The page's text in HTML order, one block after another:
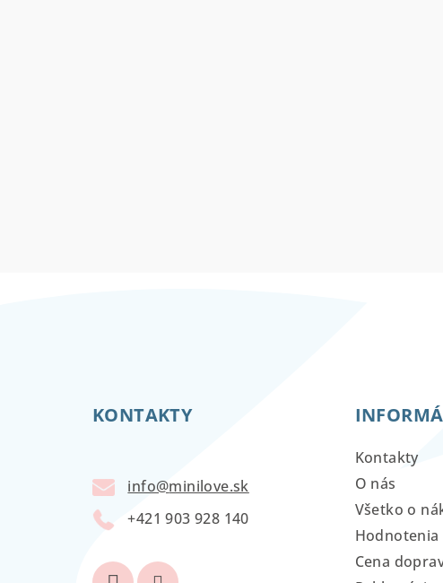
KONTAKTY
info@minilove.sk
+421 903 928 140
Kontakty
O nás
Všetko o
Hodnotenia
Cena